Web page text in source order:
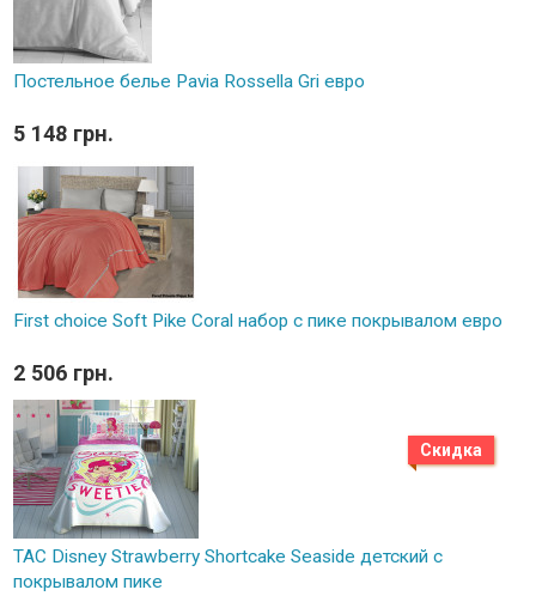
Постельное белье Pavia Rossella Gri евро
5 148 грн.
First choice Soft Pike Coral набор с пике покрывалом евро
2 506 грн.
Скидка
TAC Disney Strawberry Shortcake Seaside детский с
покрывалом пике